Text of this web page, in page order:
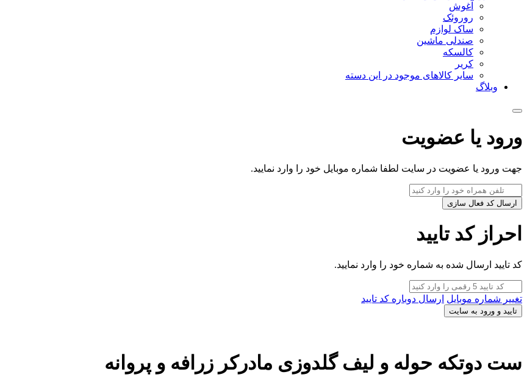
آغوش
روروئک
ساک لوازم
صندلی ماشین
کالسکه
کریر
سایر کالاهای موجود در این دسته
وبلاگ
ورود یا عضویت
جهت ورود یا عضویت در سایت لطفا شماره موبایل خود را وارد نمایید.
ارسال کد فعال سازی
احراز کد تایید
کد تایید ارسال شده به شماره خود را وارد نمایید.
تغییر شماره موبایل ارسال دوباره کد تایید
تایید و ورود به سایت
ست دوتکه حوله و لیف گلدوزی مادرکر زرافه و پروانه